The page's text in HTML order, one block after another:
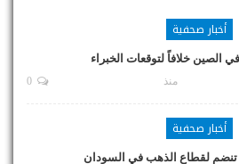
أخبار صحفية
الصين خلافاً لتوقعات الخبراء
منذ
أخبار صحفية